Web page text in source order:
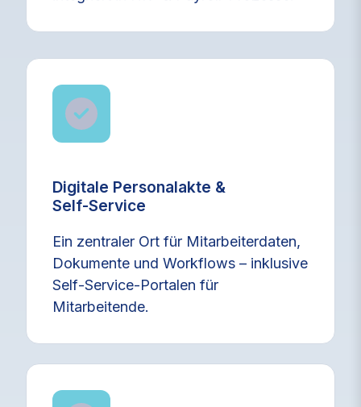
Digitale Personalakte &
Self‑Service
Ein zentraler Ort für Mitarbeiterdaten,
Dokumente und Workflows – inklusive
Self‑Service‑Portalen für
Mitarbeitende.